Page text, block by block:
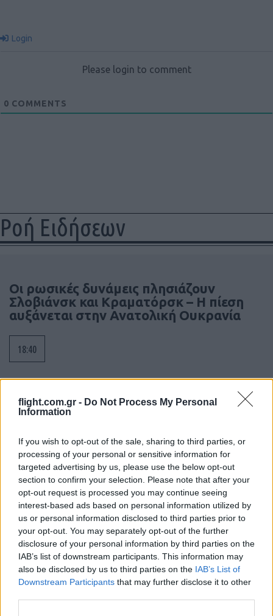
flight.com.gr - Do Not Process My Personal
Information
If you wish to opt-out of the sale, sharing to third parties, or
processing of your personal or sensitive information for
targeted advertising by us, please use the below opt-out
section to confirm your selection. Please note that after your
opt-out request is processed you may continue seeing
interest-based ads based on personal information utilized by
us or personal information disclosed to third parties prior to
your opt-out. You may separately opt-out of the further
disclosure of your personal information by third parties on the
IAB’s list of downstream participants. This information may
also be disclosed by us to third parties on the IAB’s List of
Downstream Participants that may further disclose it to other
Ροή Ειδήσεων
Οι ρωσικές δυνάμεις πλησιάζουν
Σλοβιάνσκ και Κραματόρσκ – Η πίεση
αυξάνεται στην Ανατολική Ουκρανία
18:40
ΣΑΝ ΣΗΜΕΡΑ – 9 Αυγούστου 1942:
Ναυμαχία της νήσου Σάβο, οι Ιάπωνες
18:01
Ιρανικός πύραυλος έπληξε τάνκερ των
ΗΑΕ στα Στενά του Ορμούζ
17:20
Login
Please login to comment
0 COMMENTS